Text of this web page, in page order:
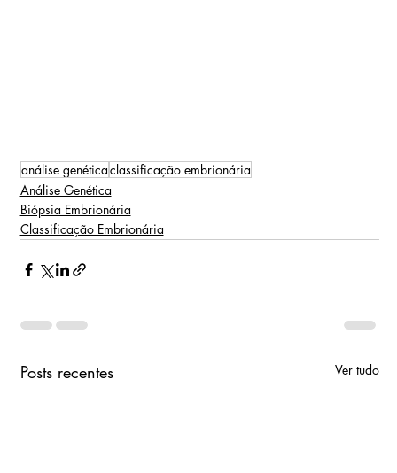
análise genéticaclassificação embrionária
Análise Genética
Biópsia Embrionária
Classificação Embrionária
Posts recentes Ver tudo